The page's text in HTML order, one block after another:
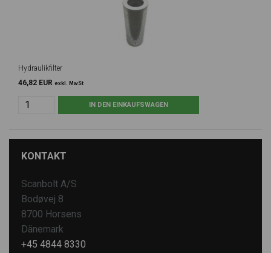
Hydraulikfilter
46,82 EUR exkl. MwSt
KONTAKT
Scanbolt A/S
Bodøvej 8
8700 Horsens
Dänemark
+45 4844 8330